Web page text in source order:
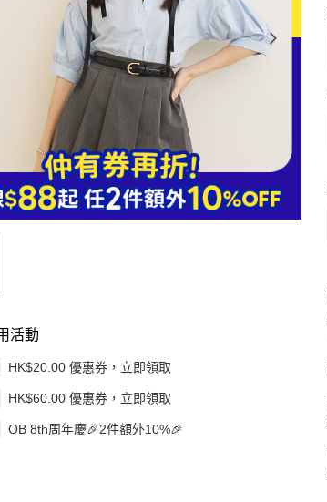
活動
HK$20.00 優惠券，立即領取
HK$60.00 優惠券，立即領取
OB 8th周年慶🎉2件額外10%🎉